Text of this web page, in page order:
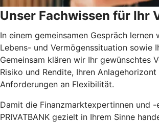
Unser Fachwissen für Ihr
In einem gemeinsamen Gespräch lernen
Lebens- und Vermögenssituation sowie
Gemeinsam klären wir Ihr gewünschtes
Risiko und Rendite, Ihren
Anforderungen an Flexibilität.
Damit die Finanzmarktexpertinnen und
PRIVATBANK gezielt in Ihrem Sinne